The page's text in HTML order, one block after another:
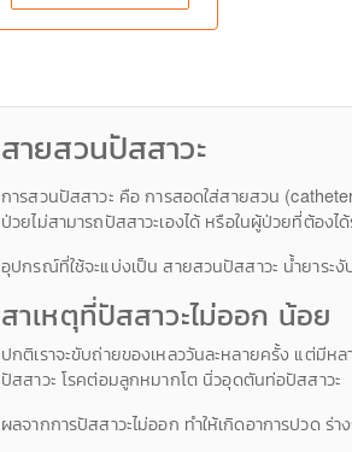
สายสวนปัสสาวะ
การสวนปัสสาวะ คือ การสอดใส่สายสวน
ป่วยไม่สามารถปัสสาวะเองได้ หรือในผู้ป่วยที่ต้องไ
อุปกรณ์ที่ใช้จะแบ่งเป็น สายสวนปัสสาวะ น้ำยาระ
สาเหตุที่ปัสสาวะไม่ออก น้อย
ปกติเราจะขับถ่ายของเหลววันละหลายครั้ง แต่มีห
ปัสสาวะ โรคต่อมลูกหมากโต นิ่วอุดตันท่อปัสสาวะ
ผลจากการปัสสาวะไม่ออก ทำให้เกิดอาการปวด ร่